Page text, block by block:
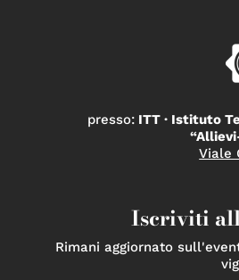
presso: ITT · Istituto
Viale
Iscriviti
Rimani aggiornato